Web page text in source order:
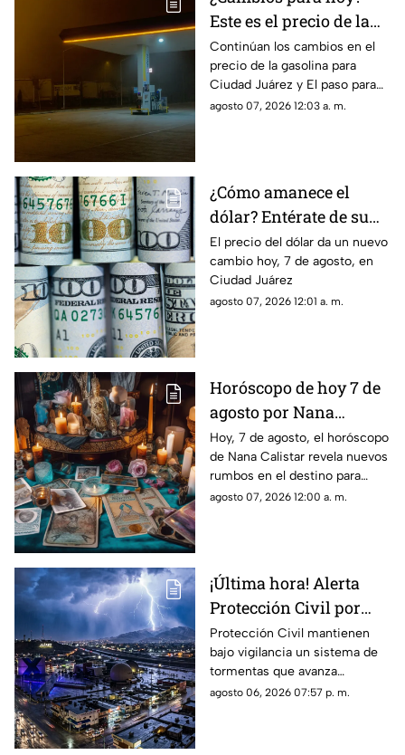
Este es el precio de la
gasolina para Ciudad
Juárez y El Paso
Continúan los cambios en el
precio de la gasolina para
Ciudad Juárez y El paso para
hoy, 7 de agosto
agosto 07, 2026 12:03 a. m.
¿Cómo amanece el
dólar? Entérate de su
precio hoy, 7 de agosto,
en Ciudad Juárez
El precio del dólar da un nuevo
cambio hoy, 7 de agosto, en
Ciudad Juárez
agosto 07, 2026 12:01 a. m.
Horóscopo de hoy 7 de
agosto por Nana
Calistar: Este será tu
mejor beneficio
Hoy, 7 de agosto, el horóscopo
de Nana Calistar revela nuevos
rumbos en el destino para
estos signos
agosto 07, 2026 12:00 a. m.
¡Última hora! Alerta
Protección Civil por
tormenta que se acerca
a Ciudad Juárez y El
Paso: piden extremar
precauciones
Protección Civil mantienen
bajo vigilancia un sistema de
tormentas que avanza
lentamente hacia el suroeste y
agosto 06, 2026 07:57 p. m.